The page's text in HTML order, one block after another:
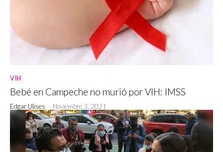
VIH
Bebé en Campeche no murió por VIH: IMSS
Edgar Ulises - Noviembre 3, 2021